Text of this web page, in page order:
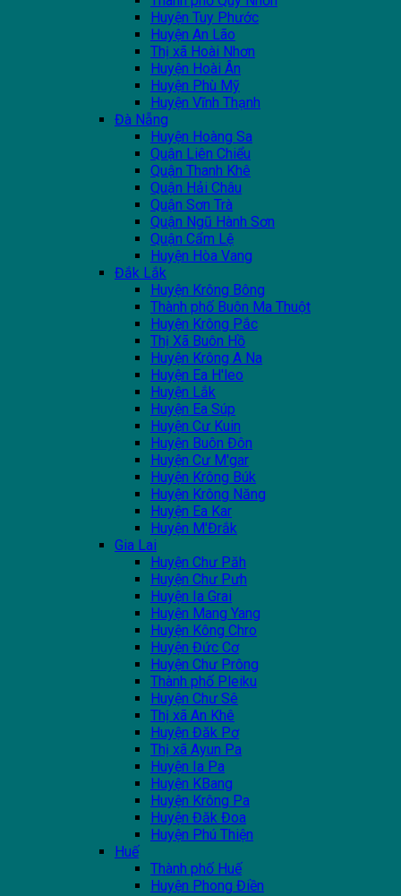
Huyện Tuy Phước
Huyện An Lão
Thị xã Hoài Nhơn
Huyện Hoài Ân
Huyện Phù Mỹ
Huyện Vĩnh Thạnh
Đà Nẵng
Huyện Hoàng Sa
Quận Liên Chiểu
Quận Thanh Khê
Quận Hải Châu
Quận Sơn Trà
Quận Ngũ Hành Sơn
Quận Cẩm Lệ
Huyện Hòa Vang
Đắk Lắk
Huyện Krông Bông
Thành phố Buôn Ma Thuột
Huyện Krông Pắc
Thị Xã Buôn Hồ
Huyện Krông A Na
Huyện Ea H'leo
Huyện Lắk
Huyện Ea Súp
Huyện Cư Kuin
Huyện Buôn Đôn
Huyện Cư M'gar
Huyện Krông Búk
Huyện Krông Năng
Huyện Ea Kar
Huyện M'Đrắk
Gia Lai
Huyện Chư Păh
Huyện Chư Pưh
Huyện Ia Grai
Huyện Mang Yang
Huyện Kông Chro
Huyện Đức Cơ
Huyện Chư Prông
Thành phố Pleiku
Huyện Chư Sê
Thị xã An Khê
Huyện Đăk Pơ
Thị xã Ayun Pa
Huyện Ia Pa
Huyện KBang
Huyện Krông Pa
Huyện Đăk Đoa
Huyện Phú Thiện
Huế
Thành phố Huế
Huyện Phong Điền